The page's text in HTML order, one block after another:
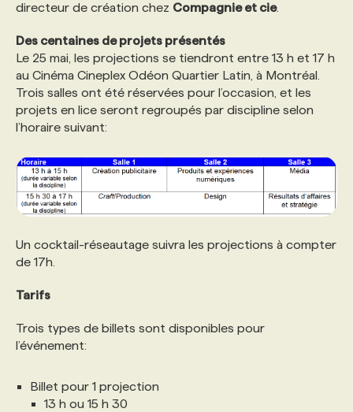
directeur de création chez Compagnie et cie.
Des centaines de projets présentés
Le 25 mai, les projections se tiendront entre 13 h et 17 h
au Cinéma Cineplex Odéon Quartier Latin, à Montréal.
Trois salles ont été réservées pour l’occasion, et les
projets en lice seront regroupés par discipline selon
l’horaire suivant:
Un cocktail-réseautage suivra les projections à compter
de 17h.
Tarifs
Trois types de billets sont disponibles pour
l’événement:
Billet pour 1 projection
13 h ou 15 h 30